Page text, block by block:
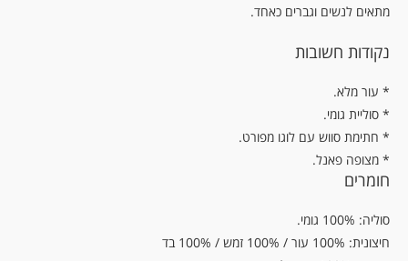
מתאים לנשים וגברים כאחד.
נקודות חשובות
.עור מלא *
* סוליית גומי.
* חתימת סווש עם לוגו מפורט.
* מצופה פאנל.
חומרים
סוליה: 100% גומי.
חיצונית: 100% עור / 100% זמש / 100% בד